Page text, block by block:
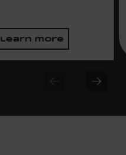
learn more
Previous